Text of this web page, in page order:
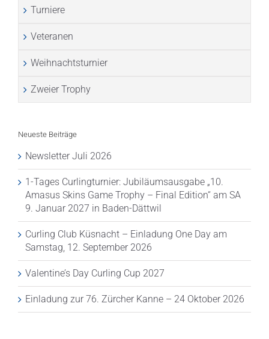
Turniere
Veteranen
Weihnachtsturnier
Zweier Trophy
Neueste Beiträge
Newsletter Juli 2026
1-Tages Curlingturnier: Jubiläumsausgabe „10.
Amasus Skins Game Trophy – Final Edition“ am SA
9. Januar 2027 in Baden-Dättwil
Curling Club Küsnacht – Einladung One Day am
Samstag, 12. September 2026
Valentine’s Day Curling Cup 2027
Einladung zur 76. Zürcher Kanne – 24 Oktober 2026